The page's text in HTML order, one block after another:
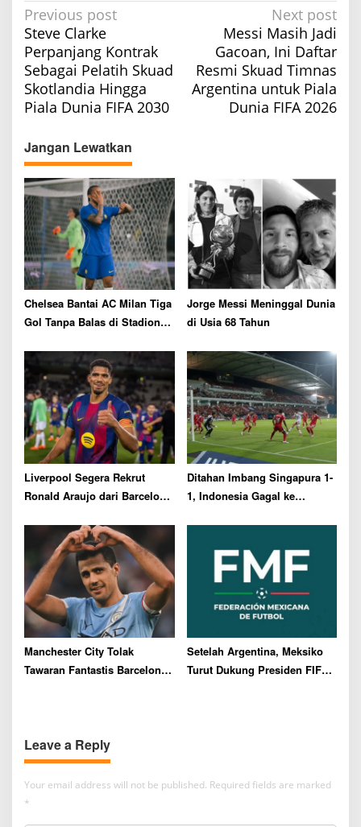
P
o
s
t
n
v
i
g
a
t
i
o
n
Previous post
Steve Clarke
Perpanjang Kontrak
Sebagai Pelatih Skuad
Skotlandia Hingga
Piala Dunia FIFA 2030
Next post
Messi Masih Jadi
Gacoan, Ini Daftar
Resmi Skuad Timnas
Argentina untuk Piala
Dunia FIFA 2026
Jangan Lewatkan
Chelsea Bantai AC Milan Tiga
Gol Tanpa Balas di Stadion
Jorge Messi Meninggal Dunia
di Usia 68 Tahun
Liverpool Segera Rekrut
Ronald Araujo dari Barcelona
Ditahan Imbang Singapura 1-
1, Indonesia Gagal ke
Manchester City Tolak
Tawaran Fantastis Barcelona
Setelah Argentina, Meksiko
Turut Dukung Presiden FIFA
Leave a Reply
Your email address will not be published. Required fields are marked
*